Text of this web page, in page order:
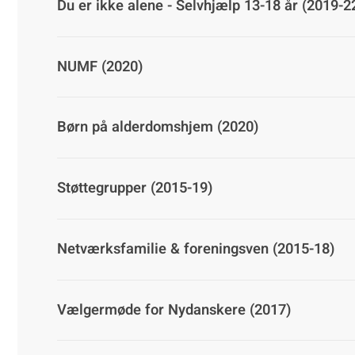
Du er ikke alene - Selvhjælp 13-18 år (2019-
NUMF (2020)
Børn på alderdomshjem (2020)
Støttegrupper (2015-19)
Netværksfamilie & foreningsven (2015-18)
Vælgermøde for Nydanskere (2017)